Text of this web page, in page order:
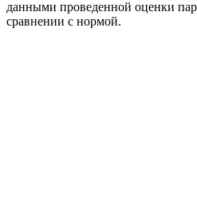
данными проведенной оценки
сравнении с нормой.